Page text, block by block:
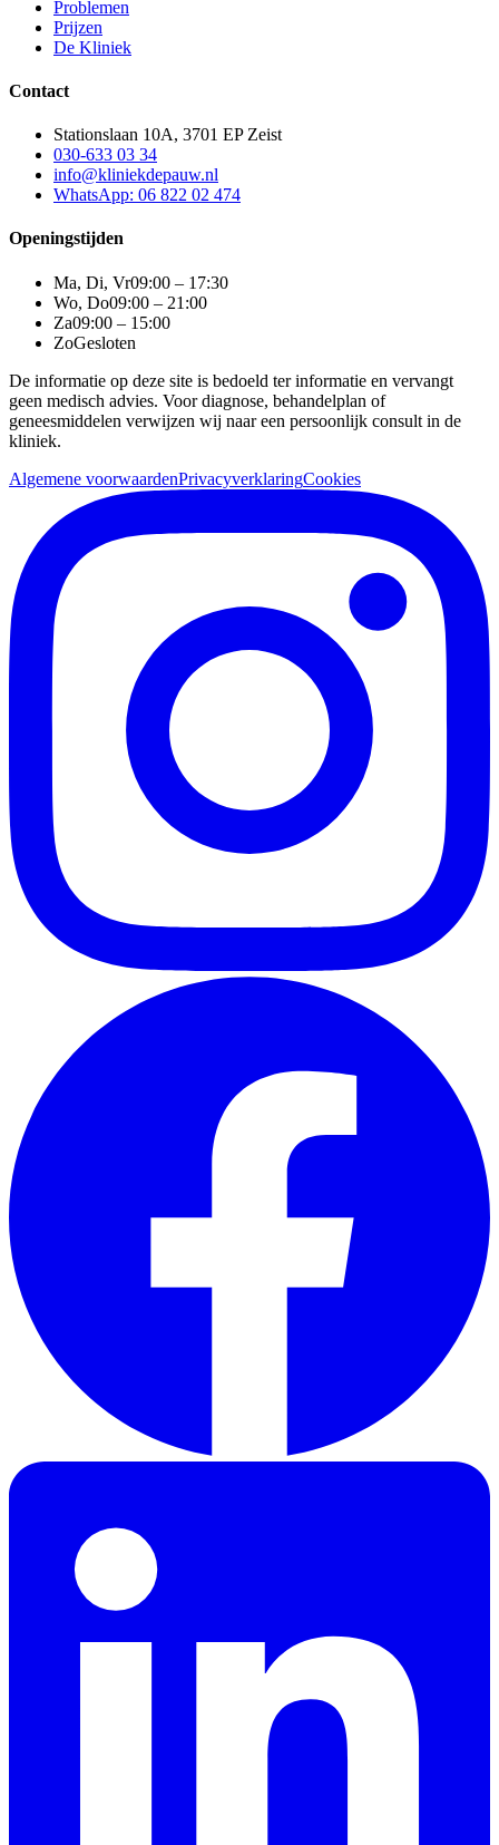
Problemen
Prijzen
De Kliniek
Contact
Stationslaan 10A, 3701 EP Zeist
030-633 03 34
info@kliniekdepauw.nl
WhatsApp: 06 822 02 474
Openingstijden
Ma, Di, Vr09:00 – 17:30
Wo, Do09:00 – 21:00
Za09:00 – 15:00
ZoGesloten
De informatie op deze site is bedoeld ter informatie en vervangt
geen medisch advies. Voor diagnose, behandelplan of
geneesmiddelen verwijzen wij naar een persoonlijk consult in de
kliniek.
Algemene voorwaardenPrivacyverklaringCookies